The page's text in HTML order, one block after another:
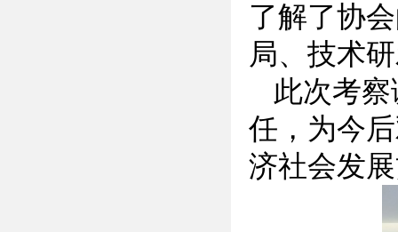
了解了协
局、技术
此次考
任，为今
济社会发